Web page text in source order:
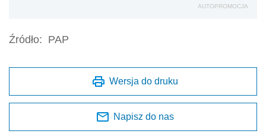
AUTOPROMOCJA
Źródło: PAP
Wersja do druku
Napisz do nas